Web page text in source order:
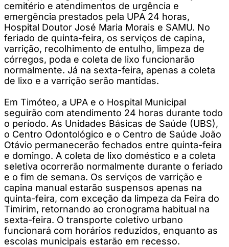
cemitério e atendimentos de urgência e
emergência prestados pela UPA 24 horas,
Hospital Doutor José Maria Morais e SAMU. No
feriado de quinta-feira, os serviços de capina,
varrição, recolhimento de entulho, limpeza de
córregos, poda e coleta de lixo funcionarão
normalmente. Já na sexta-feira, apenas a coleta
de lixo e a varrição serão mantidas.
Em Timóteo, a UPA e o Hospital Municipal
seguirão com atendimento 24 horas durante todo
o período. As Unidades Básicas de Saúde (UBS),
o Centro Odontológico e o Centro de Saúde João
Otávio permanecerão fechados entre quinta-feira
e domingo. A coleta de lixo doméstico e a coleta
seletiva ocorrerão normalmente durante o feriado
e o fim de semana. Os serviços de varrição e
capina manual estarão suspensos apenas na
quinta-feira, com exceção da limpeza da Feira do
Timirim, retornando ao cronograma habitual na
sexta-feira. O transporte coletivo urbano
funcionará com horários reduzidos, enquanto as
escolas municipais estarão em recesso.